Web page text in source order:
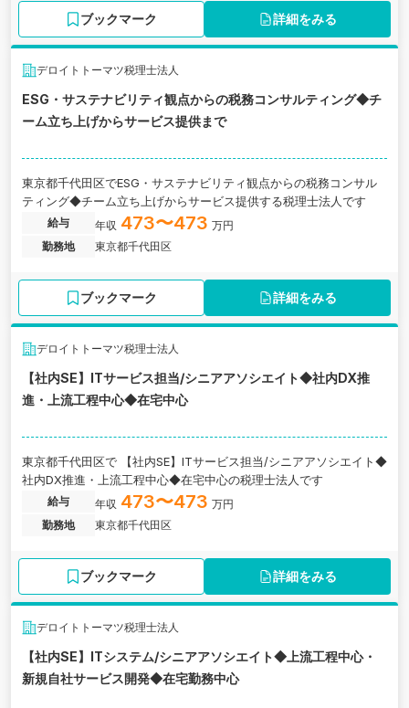
ブックマーク 詳細をみる
デロイトトーマツ税理士法人
ESG・サステナビリティ観点からの税務コンサルティング◆チ
ーム立ち上げからサービス提供まで
東京都千代田区でESG・サステナビリティ観点からの税務コンサル
ティング◆チーム立ち上げからサービス提供する税理士法人です
給与 年収 473〜473 万円
勤務地
東京都千代田区
ブックマーク 詳細をみる
デロイトトーマツ税理士法人
【社内SE】ITサービス担当/シニアアソシエイト◆社内DX推
進・上流工程中心◆在宅中心
東京都千代田区で 【社内SE】ITサービス担当/シニアアソシエイト◆
社内DX推進・上流工程中心◆在宅中心の税理士法人です
給与 年収 473〜473 万円
勤務地
東京都千代田区
ブックマーク 詳細をみる
デロイトトーマツ税理士法人
【社内SE】ITシステム/シニアアソシエイト◆上流工程中心・
新規自社サービス開発◆在宅勤務中心